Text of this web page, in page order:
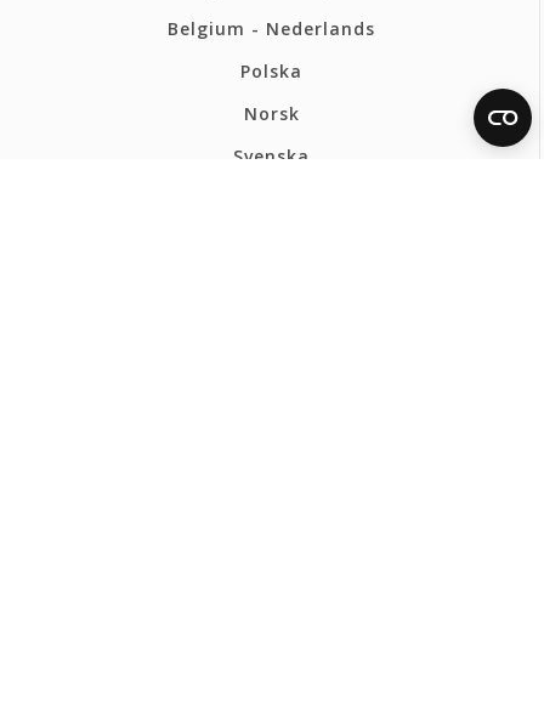
Belgium - Nederlands
Polska
Norsk
Svenska